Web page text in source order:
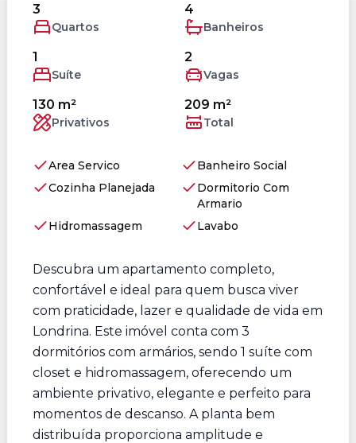
3
Quartos
4
Banheiros
1
Suíte
2
Vagas
130 m²
Privativos
209 m²
Total
Area Servico
Banheiro Social
Cozinha Planejada
Dormitorio Com
Armario
Hidromassagem
Lavabo
Descubra um apartamento completo,
confortável e ideal para quem busca viver
com praticidade, lazer e qualidade de vida em
Londrina. Este imóvel conta com 3
dormitórios com armários, sendo 1 suíte com
closet e hidromassagem, oferecendo um
ambiente privativo, elegante e perfeito para
momentos de descanso. A planta bem
distribuída proporciona amplitude e